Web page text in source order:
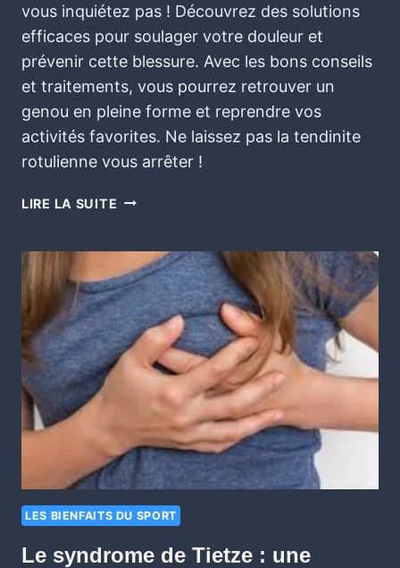
vous inquiétez pas ! Découvrez des solutions
efficaces pour soulager votre douleur et
prévenir cette blessure. Avec les bons conseils
et traitements, vous pourrez retrouver un
genou en pleine forme et reprendre vos
activités favorites. Ne laissez pas la tendinite
rotulienne vous arrêter !
LIRE LA SUITE
LES BIENFAITS DU SPORT
Le syndrome de Tietze : une